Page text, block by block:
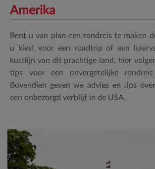
Amerika
Bent u van plan een rondreis te maken
u kiest voor een roadtrip of een
kustlijn van dit prachtige land, hier
tips voor een onvergetelijke
Bovendien geven we advies en tips
een onbezorgd verblijf in de USA.